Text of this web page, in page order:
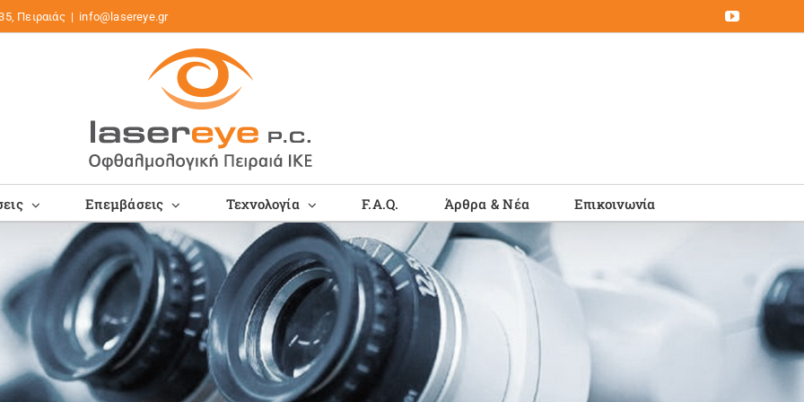
Πειραιάς | info@lasereye.gr YouTube
Επεμβάσεις Τεχνολογία F.A.Q. Άρθρα & Νέα Επικοινωνία